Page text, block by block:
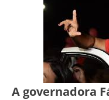
A governadora